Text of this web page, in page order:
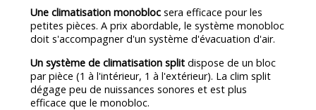
Une climatisation monobloc sera efficace pour les
petites pièces. A prix abordable, le système monobloc
doit s'accompagner d'un système d'évacuation d'air.
Un système de climatisation split dispose de un bloc
par pièce (1 à l'intérieur, 1 à l'extérieur). La clim split
dégage peu de nuissances sonores et est plus
efficace que le monobloc.